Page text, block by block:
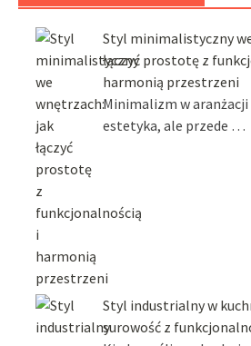
Styl minimalistyczny
łączyć prostotę z
harmonią przestrzeni
Minimalizm w
estetyka, ale przede …
Styl industrialny w
surowość z